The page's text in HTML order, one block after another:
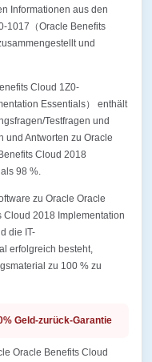
Informationen aus den
1017（Oracle Benefits
und
Cloud 1Z0-
Essentials） enthält
Testfragen und
und Antworten zu Oracle
Cloud 2018
98 %.
zu Oracle Oracle
Cloud 2018 Implementation
die IT-
erfolgreich besteht,
zu 100 % zu
Geld-zurück-Garantie
Oracle Benefits Cloud